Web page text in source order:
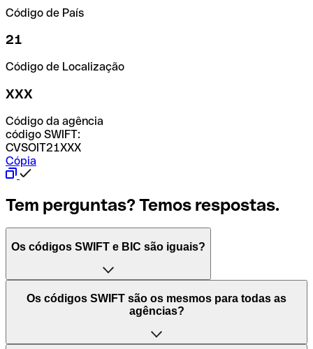
Código de País
21
Código de Localização
XXX
Código da agência
código SWIFT:
CVSOIT21XXX
Cópia
Tem perguntas? Temos respostas.
Os códigos SWIFT e BIC são iguais?
O acrónimo SWIFT significa "Society for Worldwide
Interbank Financial Telecommunication (Sociedade para
Mundiais)". Trata-se de uma rede mundial onde se
Os códigos SWIFT são os mesmos para todas as
agências?